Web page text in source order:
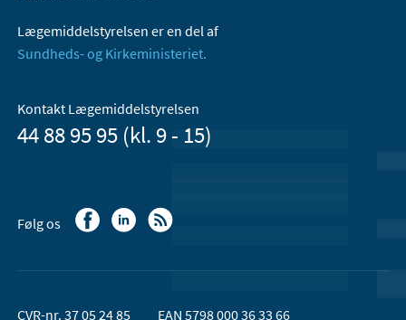
Lægemiddelstyrelsen er en del af
Sundheds- og Kirkeministeriet.
Kontakt Lægemiddelstyrelsen
44 88 95 95 (kl. 9 - 15)
Følg os
CVR-nr. 37 05 24 85 EAN 5798 000 36 33 66